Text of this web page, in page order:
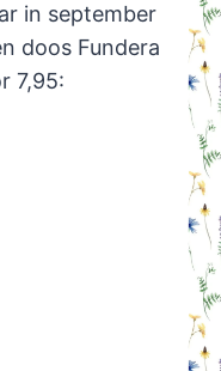
in september
doos Fundera
7,95: